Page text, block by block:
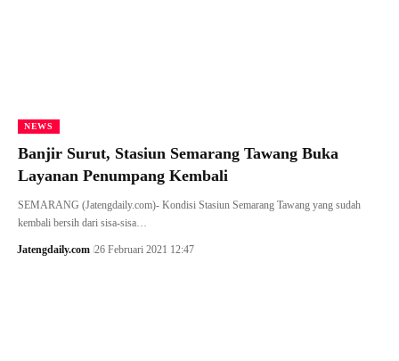
NEWS
Banjir Surut, Stasiun Semarang Tawang Buka
Layanan Penumpang Kembali
SEMARANG (Jatengdaily.com)- Kondisi Stasiun Semarang Tawang yang sudah
kembali bersih dari sisa-sisa…
Jatengdaily.com 26 Februari 2021 12:47